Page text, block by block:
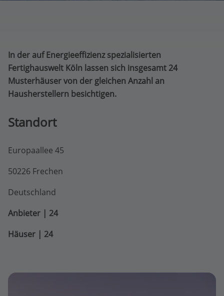
In der auf Energieeffizienz spezialisierten
Fertighauswelt Köln lassen sich insgesamt 24
Musterhäuser von der gleichen Anzahl an
Hausherstellern besichtigen.
Standort
Europaallee 45
50226 Frechen
Deutschland
Anbieter | 24
Häuser | 24